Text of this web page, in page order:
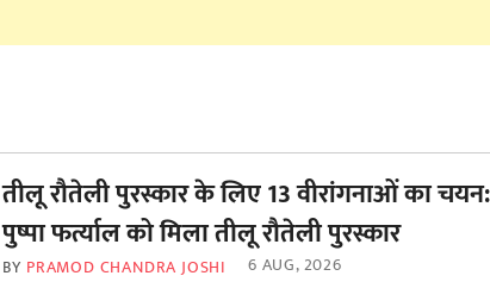
तीलू रौतेली पुरस्कार के लिए 13 वीरांगनाओं का
पुष्पा फर्त्याल को मिला तीलू रौतेली पुरस्कार
BY PRAMOD CHANDRA JOSHI 6 AUG, 2026